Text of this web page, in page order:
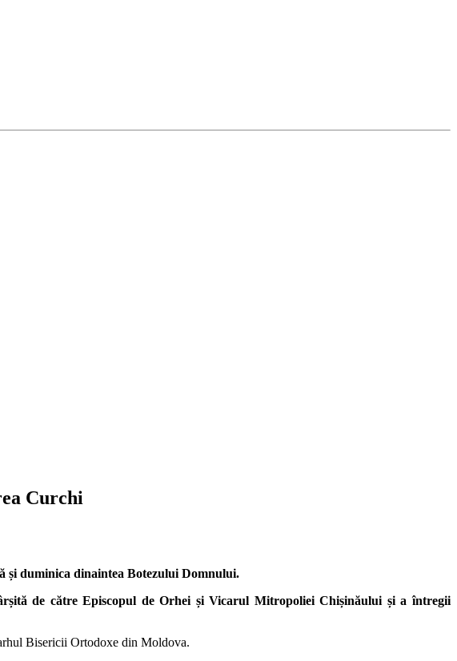
Curchi
și duminica dinaintea Botezului Domnului.
de către Episcopul de Orhei și Vicarul Mitropoliei Chișinăului și a întregii
Bisericii Ortodoxe din Moldova.